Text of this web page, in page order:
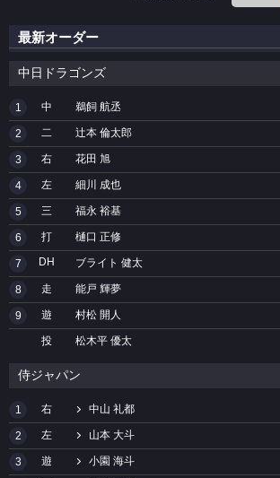
最新オーダー
中日ドラゴンズ
1 中 鵜飼 航丞
2 二 辻本 倫太郎
3 右 花田 旭
4 左 細川 成也
5 三 福永 裕基
6 打 樋口 正修
7 DH ブライト 健太
8 走 能戸 輝夢
9 遊 村松 開人
投 松木平 優太
侍ジャパン
1 右 中山 礼都
2 左 山本 大斗
3 遊 小園 海斗